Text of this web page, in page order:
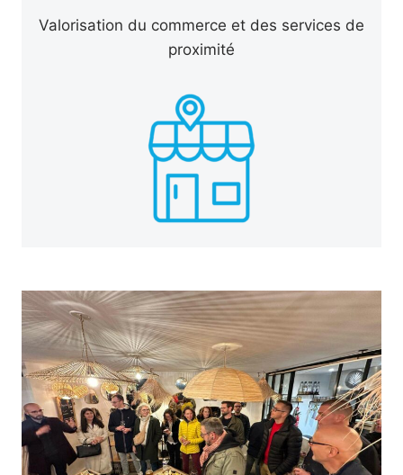
Valorisation du commerce et des services de
proximité